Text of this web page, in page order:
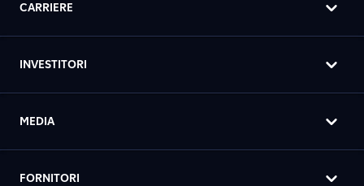
CARRIERE
INVESTITORI
MEDIA
FORNITORI